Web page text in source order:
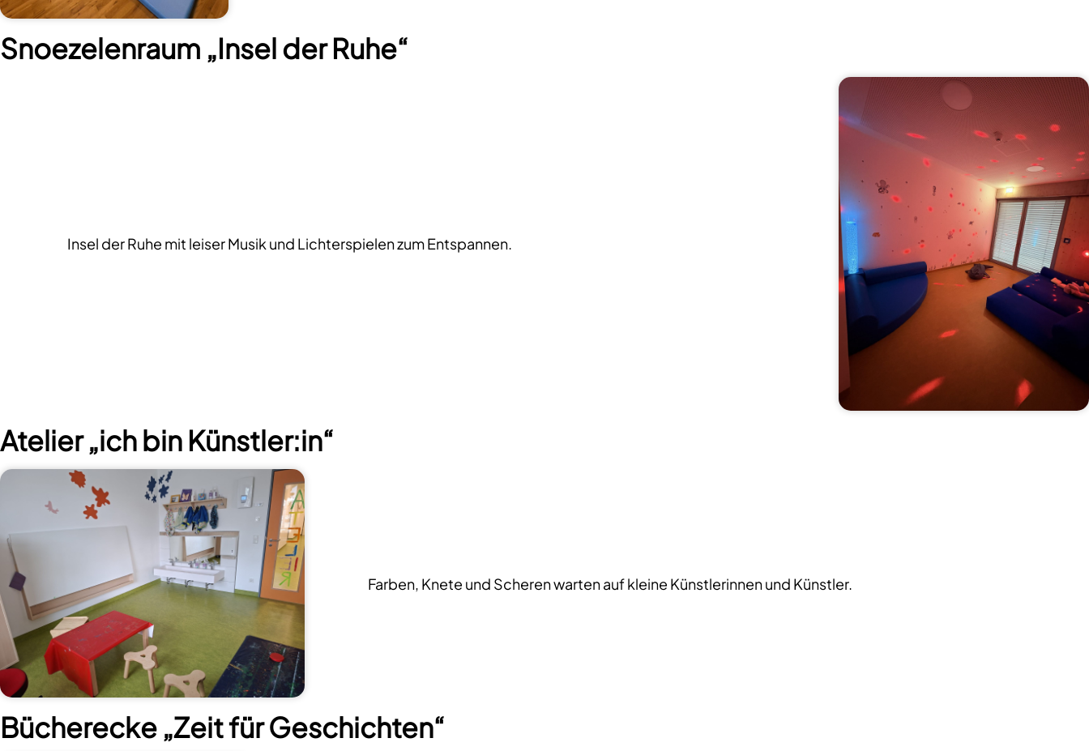
Snoezelenraum „Insel der Ruhe“
Insel der Ruhe mit leiser Musik und Lichterspielen zum Entspannen.
Atelier „ich bin Künstler:in“
Farben, Knete und Scheren warten auf kleine Künstlerinnen und Künstler.
Bücherecke „Zeit für Geschichten“